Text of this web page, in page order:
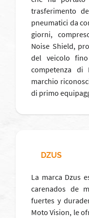
trasferimento
pneumatici da
giorni,
Noise Shield,
del veicolo
competenza
marchio
di primo
DZUS
La marca Dzus
carenados de
fuertes y
Moto Vision, le